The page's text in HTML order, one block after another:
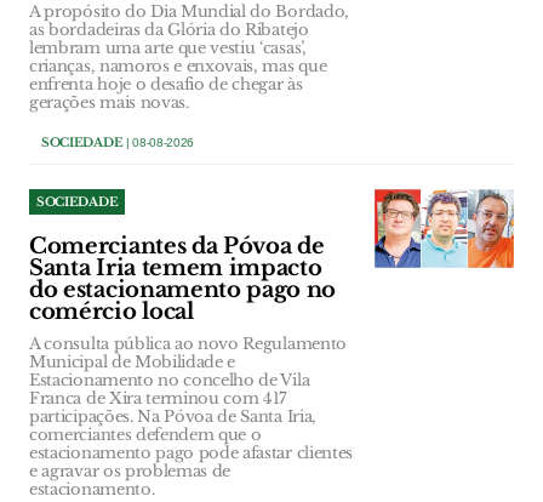
A propósito do Dia Mundial do Bordado,
as bordadeiras da Glória do Ribatejo
lembram uma arte que vestiu ‘casas’,
crianças, namoros e enxovais, mas que
enfrenta hoje o desafio de chegar às
gerações mais novas.
SOCIEDADE| 08-08-2026
SOCIEDADE
Comerciantes da Póvoa de
Santa Iria temem impacto
do estacionamento pago no
comércio local
A consulta pública ao novo Regulamento
Municipal de Mobilidade e
Estacionamento no concelho de Vila
Franca de Xira terminou com 417
participações. Na Póvoa de Santa Iria,
comerciantes defendem que o
estacionamento pago pode afastar clientes
e agravar os problemas de
estacionamento.